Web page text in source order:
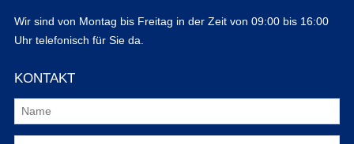
Wir sind von Montag bis Freitag in der Zeit von 09:00 bis 16:00
Uhr telefonisch für Sie da.
KONTAKT